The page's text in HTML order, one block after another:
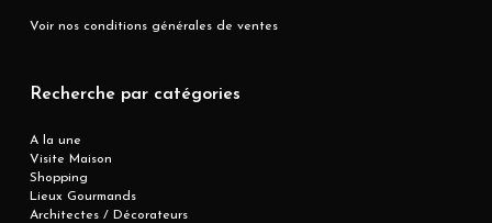
Voir nos conditions générales de ventes
Recherche par catégories
A la une
Visite Maison
Shopping
Lieux Gourmands
Architectes / Décorateurs